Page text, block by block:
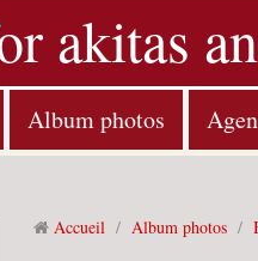
akitas
Album photos
Accueil / Album photos /